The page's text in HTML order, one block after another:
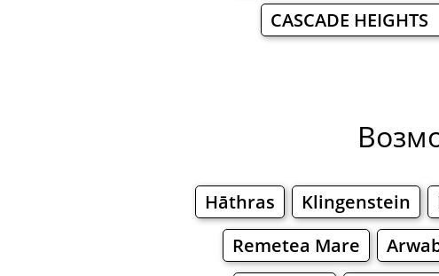
CASCADE
Hāthras Klingenstein
Remetea Mare